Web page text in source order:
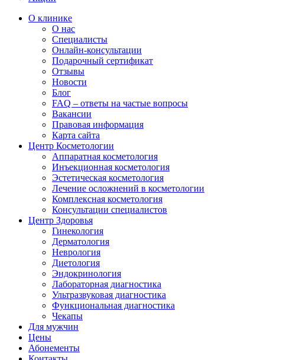
О клинике
О нас
Специалисты
Онлайн-консультации
Подарочный сертификат
Отзывы
Новости
Блог
FAQ – ответы на частые вопросы
Вакансии
Правовая информация
Карта сайта
Центр Косметологии
Аппаратная косметология
Инъекционная косметология
Эстетическая косметология
Лечение осложнений в косметологии
Комплексная косметология
Консультации специалистов
Центр Здоровья
Гинекология
Дерматология
Неврология
Диетология
Эндокринология
Лабораторная диагностика
Ультразвуковая диагностика
Функциональная диагностика
Чекапы
Для мужчин
Цены
Абонементы